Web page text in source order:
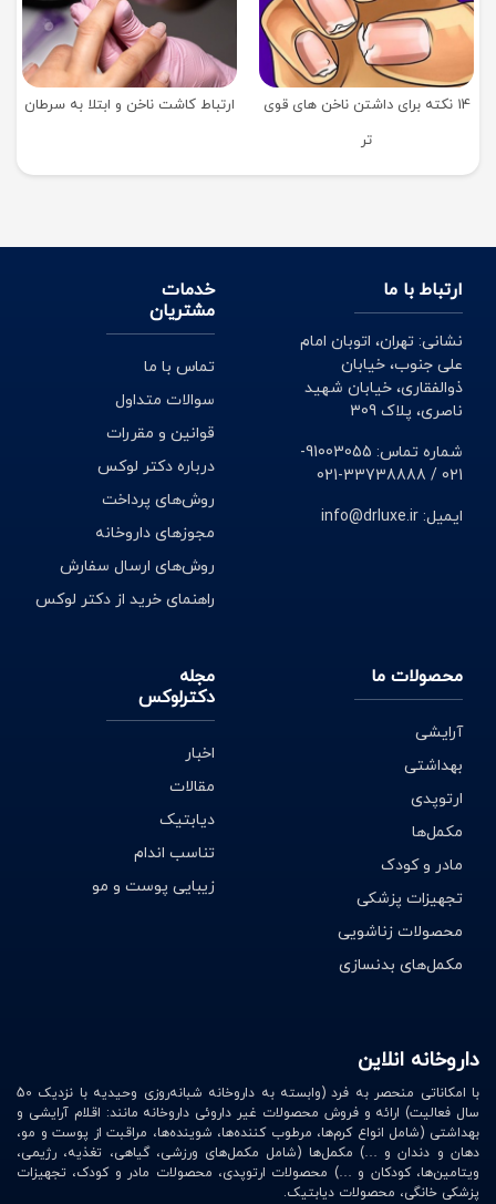
14 نکته برای داشتن ناخن های قوی
تر
ارتباط کاشت ناخن و ابتلا به سرطان
ارتباط با ما
نشانی: تهران، اتوبان امام
علی جنوب، خیابان
ذوالفقاری، خیابان شهید
ناصری، پلاک 309
شماره تماس: 91003055-
021 / 33738888-021
ایمیل: info@drluxe.ir
خدمات
مشتریان
تماس با ما
سوالات متداول
قوانین و مقررات
درباره دکتر لوکس
روش‌های پرداخت
مجوزهای داروخانه
روش‌های ارسال سفارش
راهنمای خرید از دکتر لوکس
محصولات ما
آرایشی
بهداشتی
ارتوپدی
مکمل‌ها
مادر و کودک
تجهیزات پزشکی
محصولات زناشویی
مکمل‌های بدنسازی
مجله
دکترلوکس
اخبار
مقالات
دیابتیک
تناسب اندام
زیبایی پوست و مو
داروخانه انلاین
با امکاناتی منحصر به فرد (وابسته به داروخانه شبانه‌روزی وحیدیه با نزدیک 50
سال فعالیت) ارائه و فروش محصولات غیر داروئی داروخانه مانند: اقلام آرایشی و
بهداشتی (شامل انواع کرم‌ها، مرطوب کننده‌ها، شوینده‌ها، مراقبت از پوست و مو،
دهان و دندان و …) مکمل‌ها (شامل مکمل‌های ورزشی، گیاهی، تغذیه، رژیمی،
ویتامین‌ها، کودکان و …) محصولات ارتوپدی، محصولات مادر و کودک، تجهیزات
پزشکی خانگی، محصولات دیابتیک.